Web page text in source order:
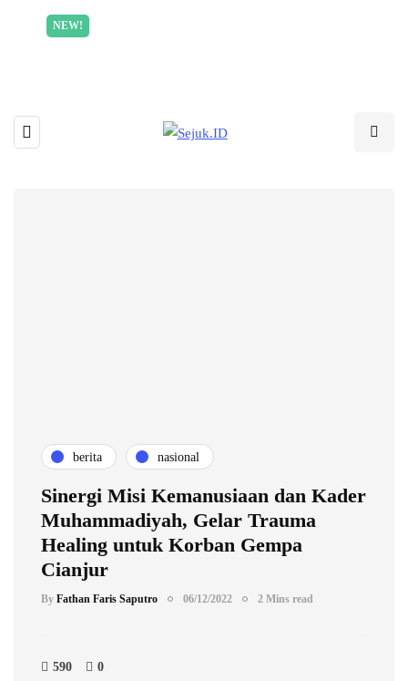
NEW!
berita nasional
Sinergi Misi Kemanusiaan dan Kader
Muhammadiyah, Gelar Trauma
Healing untuk Korban Gempa
Cianjur
By Fathan Faris Saputro 06/12/2022 2 Mins read
590 0